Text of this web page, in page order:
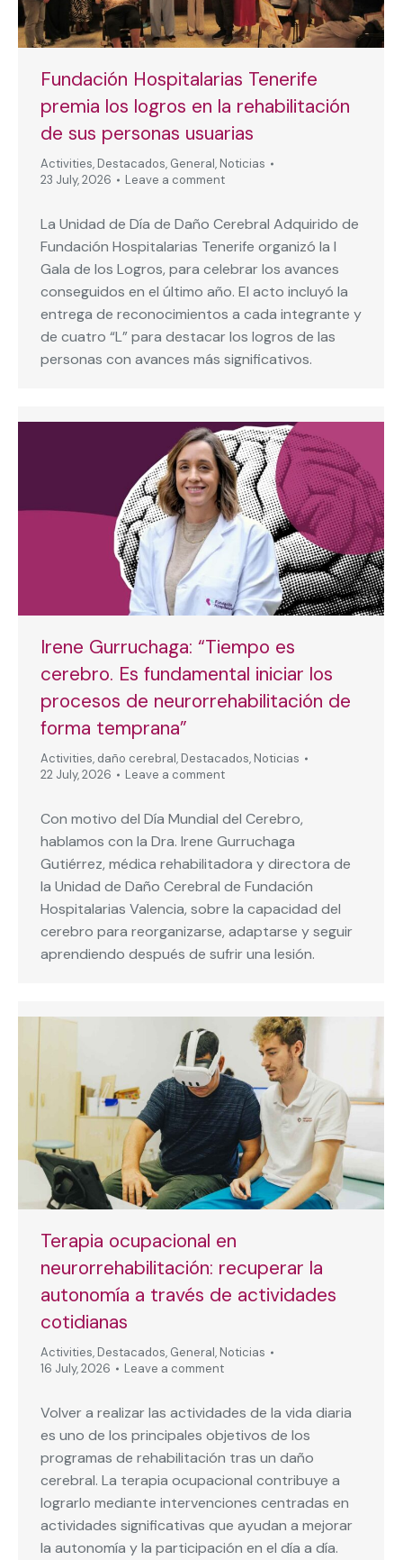
Fundación Hospitalarias Tenerife
premia los logros en la rehabilitación
de sus personas usuarias
Activities, Destacados, General, Noticias
23 July, 2026
Leave a comment
La Unidad de Día de Daño Cerebral Adquirido de
Fundación Hospitalarias Tenerife organizó la I
Gala de los Logros, para celebrar los avances
conseguidos en el último año. El acto incluyó la
entrega de reconocimientos a cada integrante y
de cuatro “L” para destacar los logros de las
personas con avances más significativos.
Irene Gurruchaga: “Tiempo es
cerebro. Es fundamental iniciar los
procesos de neurorrehabilitación de
forma temprana”
Activities, daño cerebral, Destacados, Noticias
22 July, 2026
Leave a comment
Con motivo del Día Mundial del Cerebro,
hablamos con la Dra. Irene Gurruchaga
Gutiérrez, médica rehabilitadora y directora de
la Unidad de Daño Cerebral de Fundación
Hospitalarias Valencia, sobre la capacidad del
cerebro para reorganizarse, adaptarse y seguir
aprendiendo después de sufrir una lesión.
Terapia ocupacional en
neurorrehabilitación: recuperar la
autonomía a través de actividades
cotidianas
Activities, Destacados, General, Noticias
16 July, 2026
Leave a comment
Volver a realizar las actividades de la vida diaria
es uno de los principales objetivos de los
programas de rehabilitación tras un daño
cerebral. La terapia ocupacional contribuye a
lograrlo mediante intervenciones centradas en
actividades significativas que ayudan a mejorar
la autonomía y la participación en el día a día.